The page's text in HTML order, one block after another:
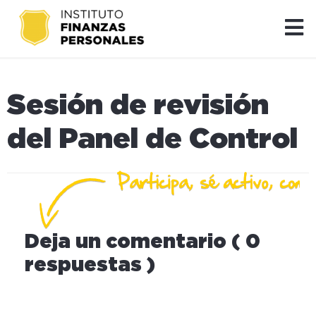
Sesión de revisión
del Panel de Control
Deja un comentario ( 0
respuestas )